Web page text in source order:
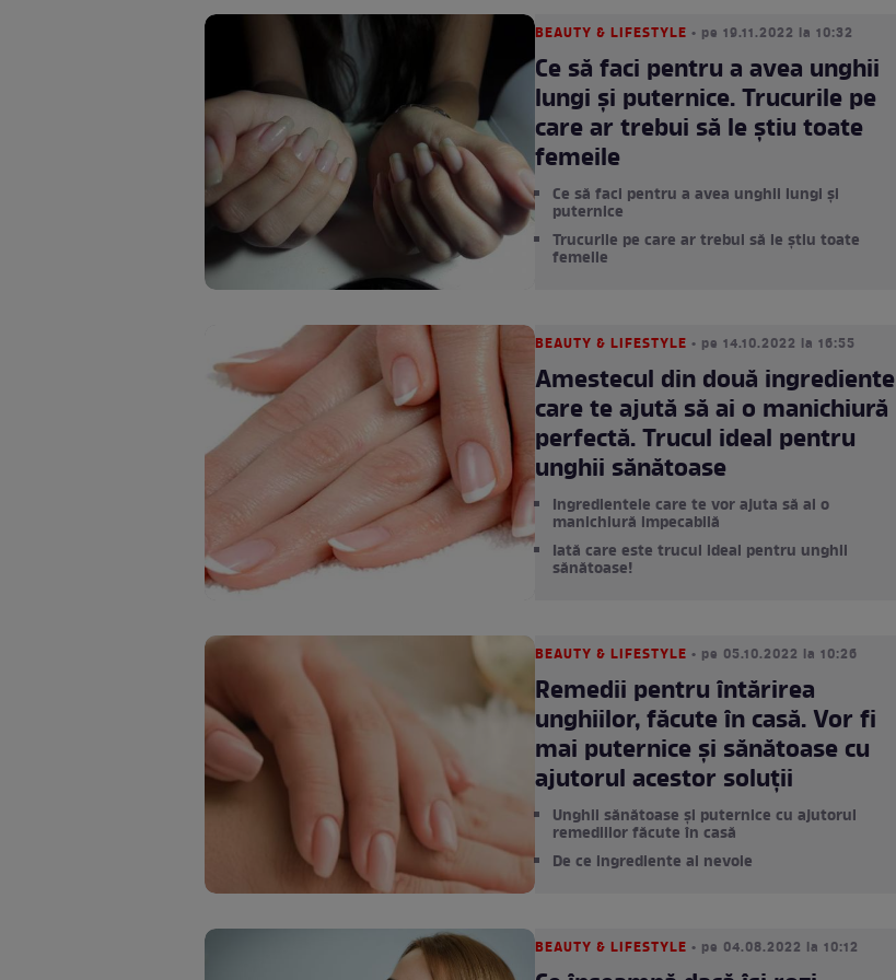
BEAUTY & LIFESTYLE • pe 19.11.2022 la 10:32
Ce să faci pentru a avea unghii
lungi și puternice. Trucurile pe
care ar trebui să le știu toate
femeile
Ce să faci pentru a avea unghii lungi și
puternice
Trucurile pe care ar trebui să le știu toate
femeile
BEAUTY & LIFESTYLE • pe 14.10.2022 la 16:55
Amestecul din două ingrediente
care te ajută să ai o manichiură
perfectă. Trucul ideal pentru
unghii sănătoase
Ingredientele care te vor ajuta să ai o
manichiură impecabilă
Iată care este trucul ideal pentru unghii
sănătoase!
BEAUTY & LIFESTYLE • pe 05.10.2022 la 10:26
Remedii pentru întărirea
unghiilor, făcute în casă. Vor fi
mai puternice și sănătoase cu
ajutorul acestor soluții
Unghii sănătoase și puternice cu ajutorul
remediilor făcute în casă
De ce ingrediente ai nevoie
BEAUTY & LIFESTYLE • pe 04.08.2022 la 10:12